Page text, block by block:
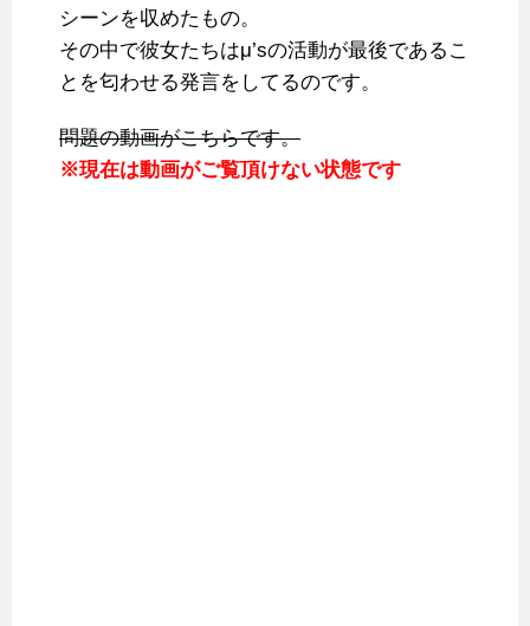
シーンを収めたもの。
その中で彼女たちはμ’sの活動が最後であるこ
とを匂わせる発言をしてるのです。
問題の動画がこちらです。
※現在は動画がご覧頂けない状態です